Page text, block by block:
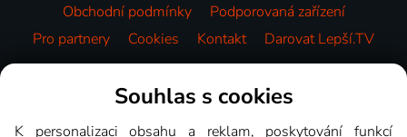
Obchodní podmínky
Podporovaná zařízení
Pro partnery
Cookies Kontakt Darovat Lepší.TV
Videotéka
Souhlas s cookies
K personalizaci obsahu a reklam, poskytování funkcí